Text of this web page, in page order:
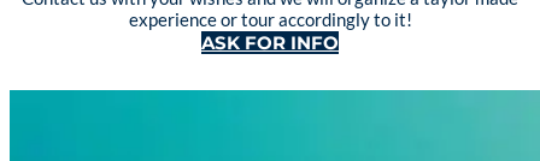
experience or tour accordingly to it!
ASK FOR INFO